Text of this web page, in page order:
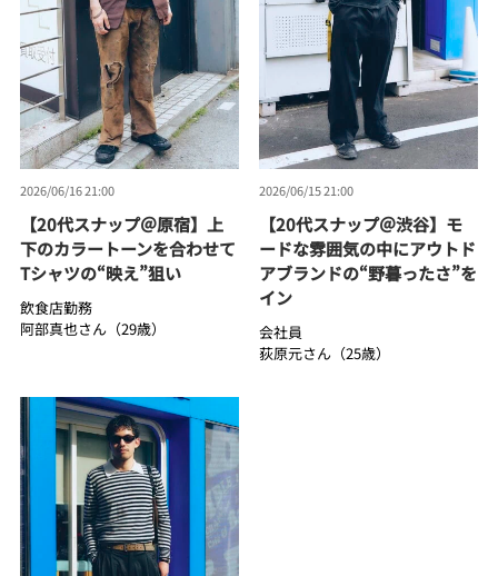
2026/06/16 21:00
【20代スナップ＠原宿】上
下のカラートーンを合わせて
Tシャツの“映え”狙い
飲食店勤務
阿部真也さん（29歳）
2026/06/15 21:00
【20代スナップ＠渋谷】モ
ードな雰囲気の中にアウトド
アブランドの“野暮ったさ”を
イン
会社員
荻原元さん（25歳）